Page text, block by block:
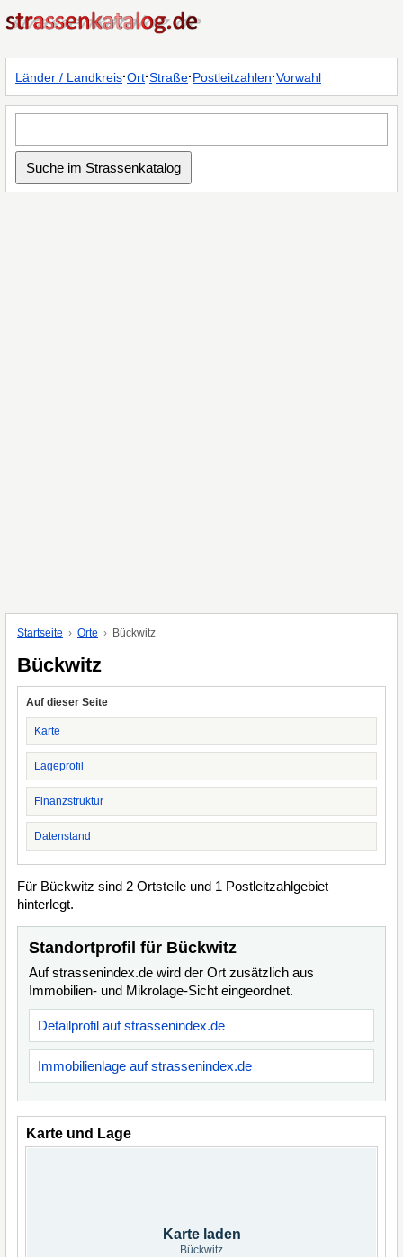
Länder / Landkreis·Ort·Straße·Postleitzahlen·Vorwahl
Startseite Orte Bückwitz
Bückwitz
Auf dieser Seite
Karte
Lageprofil
Finanzstruktur
Datenstand
Für Bückwitz sind 2 Ortsteile und 1 Postleitzahlgebiet
hinterlegt.
Standortprofil für Bückwitz
Auf strassenindex.de wird der Ort zusätzlich aus
Immobilien- und Mikrolage-Sicht eingeordnet.
Detailprofil auf strassenindex.de
Immobilienlage auf strassenindex.de
Karte und Lage
Karte laden
Bückwitz